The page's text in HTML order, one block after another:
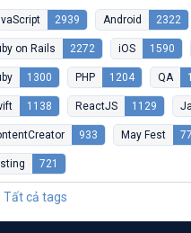
2939 Android 2322
on Rails 2272 iOS 1590
1300 PHP 1204 QA
1138 ReactJS 1129
933 May Fest
721
Tất cả tags